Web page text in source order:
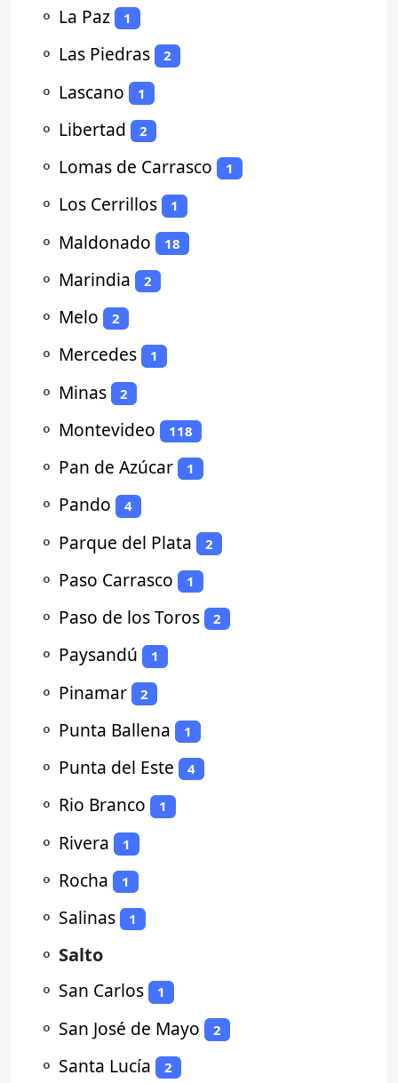
⚬ La Paz 1
⚬ Las Piedras 2
⚬ Lascano 1
⚬ Libertad 2
⚬ Lomas de Carrasco 1
⚬ Los Cerrillos 1
⚬ Maldonado 18
⚬ Marindia 2
⚬ Melo 2
⚬ Mercedes 1
⚬ Minas 2
⚬ Montevideo 118
⚬ Pan de Azúcar 1
⚬ Pando 4
⚬ Parque del Plata 2
⚬ Paso Carrasco 1
⚬ Paso de los Toros 2
⚬ Paysandú 1
⚬ Pinamar 2
⚬ Punta Ballena 1
⚬ Punta del Este 4
⚬ Rio Branco 1
⚬ Rivera 1
⚬ Rocha 1
⚬ Salinas 1
⚬ Salto
⚬ San Carlos 1
⚬ San José de Mayo 2
⚬ Santa Lucía 2